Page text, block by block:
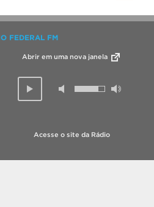
FEDERAL FM
Abrir em uma nova janela
Acesse o site da Rádio